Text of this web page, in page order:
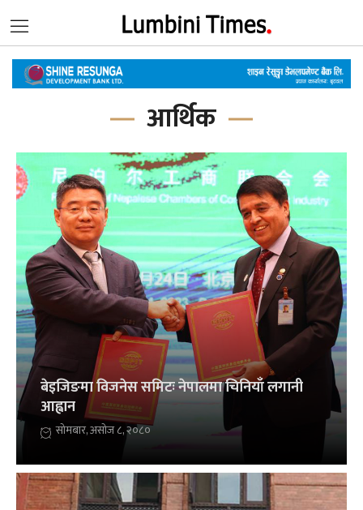
आर्थिक
बेइजिङमा विजनेस समिटः नेपालमा चिनियाँ लगानी
आह्वान
सोमबार, असोज ८, २०८०